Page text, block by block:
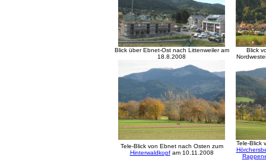
Blick über Ebnet-Ost nach Littenweiler am
18.8.2008
Blick
Tele-Blick von Ebnet nach Osten zum
Hinterwaldkopfam 10.11.2008
Tele-Blick